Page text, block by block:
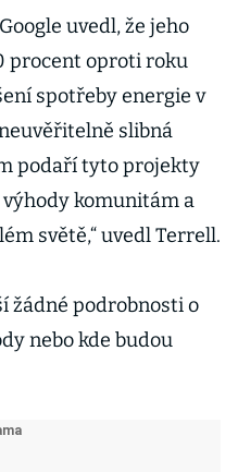
uvedl, že jeho
procent oproti roku
spotřeby energie v
slibná
podaří tyto projekty
komunitám a
světě,“ uvedl Terrell.
žádné podrobnosti o
nebo kde budou